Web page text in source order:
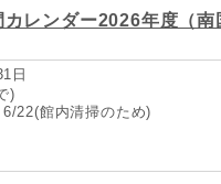
カレンダー2026年度（南
日
)
22(館内清掃のため)